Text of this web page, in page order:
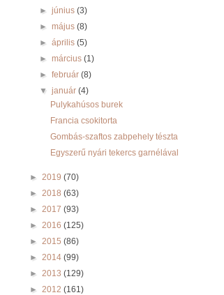
►június(3)
►május(8)
►április(5)
►március(1)
►február(8)
▼január(4)
Pulykahúsos burek
Francia csokitorta
Gombás-szaftos zabpehely tészta
Egyszerű nyári tekercs garnélával
► 2019 (70)
► 2018 (63)
► 2017 (93)
► 2016 (125)
► 2015 (86)
► 2014 (99)
► 2013 (129)
► 2012 (161)